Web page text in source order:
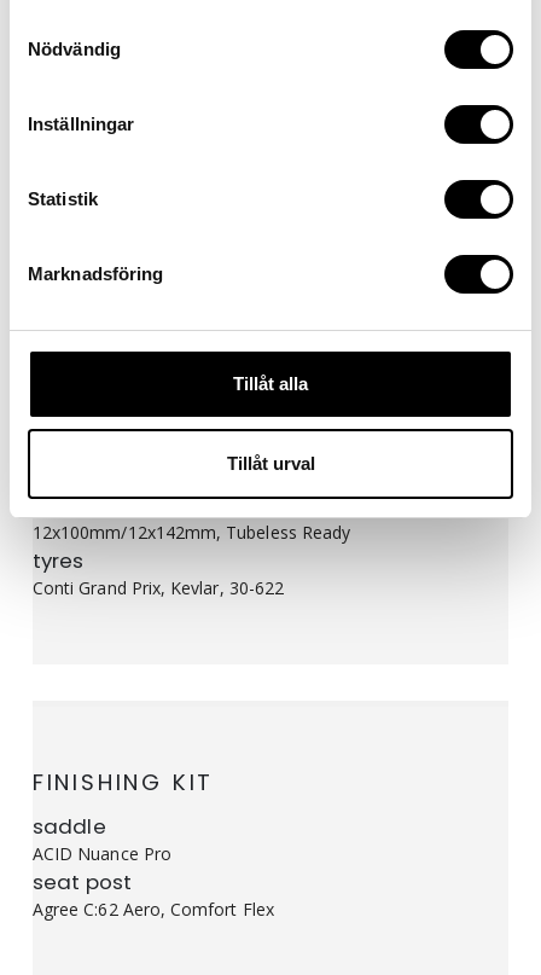
Nödvändig
Inställningar
Statistik
Marknadsföring
Tillåt alla
Tillåt urval
ACROS, Top Integrated 1 1/2″ w/ Integrated Cable Routing,
CUBE Aero Stem w/ Cable Routing
handlebar tape
WHEELS
Newmen Advanced A.50 Carbon, 21/21 Spokes,
12x100mm/12x142mm, Tubeless Ready
tyres
Conti Grand Prix, Kevlar, 30-622
FINISHING KIT
saddle
ACID Nuance Pro
seat post
Agree C:62 Aero, Comfort Flex